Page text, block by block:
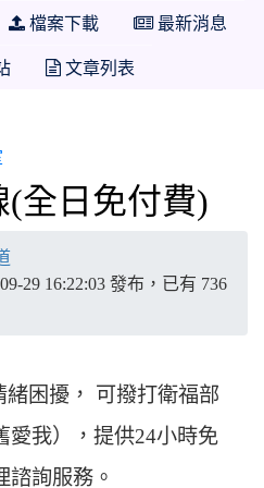
檔案下載 最新消息
文章列表
(全日免付費)
29 16:22:03 發布，已有 736
困擾， 可撥打衛福部
愛我），提供24小時免
諮詢服務。